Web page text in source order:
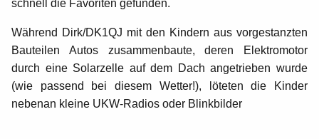
schnell die Favoriten gefunden.
Während Dirk/DK1QJ mit den Kindern aus vorgestanzten
Bauteilen Autos zusammenbaute, deren Elektromotor
durch eine Solarzelle auf dem Dach angetrieben wurde
(wie passend bei diesem Wetter!), löteten die Kinder
nebenan kleine UKW-Radios oder Blinkbilder